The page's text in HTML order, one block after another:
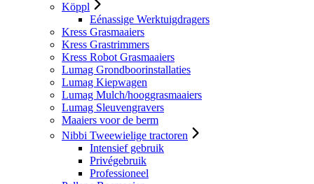
Köppl
Eénassige Werktuigdragers
Kress Grasmaaiers
Kress Grastrimmers
Kress Robot Grasmaaiers
Lumag Grondboorinstallaties
Lumag Kiepwagen
Lumag Mulch/hooggrasmaaiers
Lumag Sleuvengravers
Maaiers voor de berm
Nibbi Tweewielige tractoren
Intensief gebruik
Privégebruik
Professioneel